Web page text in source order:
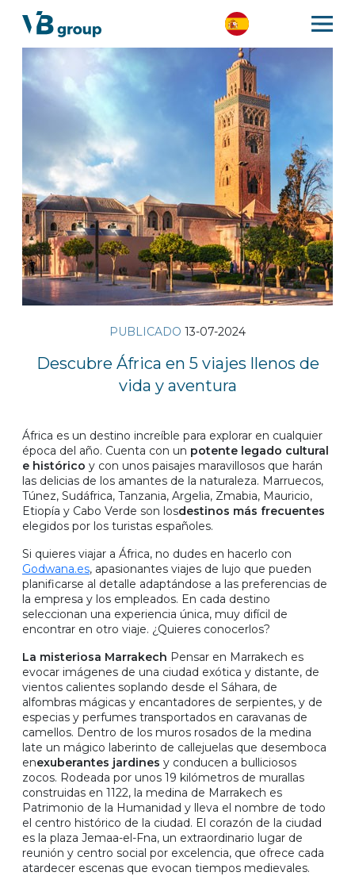
PUBLICADO 13-07-2024
Descubre África en 5 viajes llenos de
vida y aventura
África es un destino increíble para explorar en cualquier
época del año. Cuenta con un potente legado cultural
e histórico y con unos paisajes maravillosos que harán
las delicias de los amantes de la naturaleza. Marruecos,
Túnez, Sudáfrica, Tanzania, Argelia, Zmabia, Mauricio,
Etiopía y Cabo Verde son losdestinos más frecuentes
elegidos por los turistas españoles.
Si quieres viajar a África, no dudes en hacerlo con
Godwana.es, apasionantes viajes de lujo que pueden
planificarse al detalle adaptándose a las preferencias de
la empresa y los empleados. En cada destino
seleccionan una experiencia única, muy difícil de
encontrar en otro viaje. ¿Quieres conocerlos?
La misteriosa Marrakech Pensar en Marrakech es
evocar imágenes de una ciudad exótica y distante, de
vientos calientes soplando desde el Sáhara, de
alfombras mágicas y encantadores de serpientes, y de
especias y perfumes transportados en caravanas de
camellos. Dentro de los muros rosados de la medina
late un mágico laberinto de callejuelas que desemboca
enexuberantes jardines y conducen a bulliciosos
zocos. Rodeada por unos 19 kilómetros de murallas
construidas en 1122, la medina de Marrakech es
Patrimonio de la Humanidad y lleva el nombre de todo
el centro histórico de la ciudad. El corazón de la ciudad
es la plaza Jemaa-el-Fna, un extraordinario lugar de
reunión y centro social por excelencia, que ofrece cada
atardecer escenas que evocan tiempos medievales.